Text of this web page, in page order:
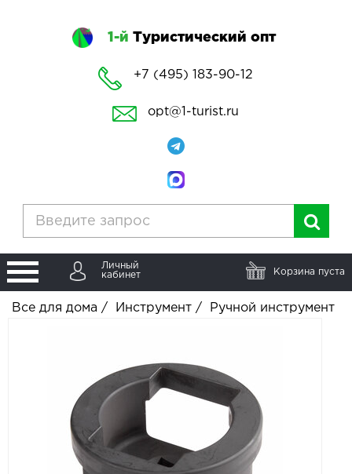
1-й Туристический опт
+7 (495) 183-90-12
opt@1-turist.ru
Личный
кабинет
Корзина пуста
Все для дома / Инструмент / Ручной инструмент